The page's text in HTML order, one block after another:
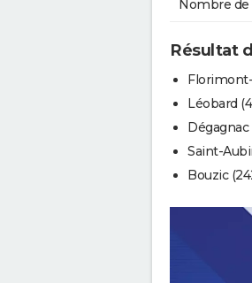
Nombre de
Résultat
Léobard
Dégagnac
Saint-
Bouzic